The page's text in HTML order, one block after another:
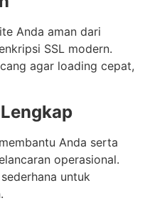
Anda aman dari
SSL modern.
agar loading cepat,
Anda serta
operasional.
untuk